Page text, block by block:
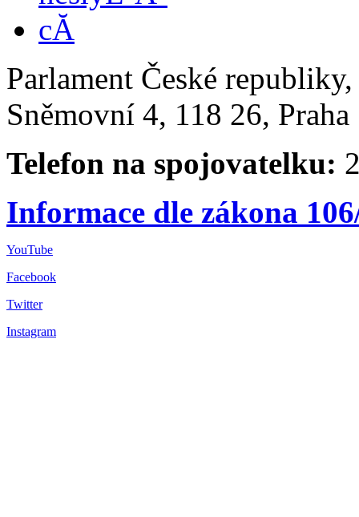
Parlament České
Sněmovní 4, 118 26,
Telefon na spojovatelku:
Informace dle zákona
YouTube
Facebook
Twitter
Instagram